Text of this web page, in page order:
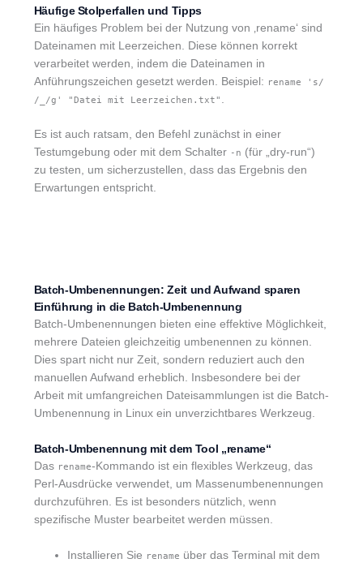
Häufige Stolperfallen und Tipps
Ein häufiges Problem bei der Nutzung von ‚rename‘ sind
Dateinamen mit Leerzeichen. Diese können korrekt
verarbeitet werden, indem die Dateinamen in
Anführungszeichen gesetzt werden. Beispiel: rename 's/
/_/g' "Datei mit Leerzeichen.txt"
Es ist auch ratsam, den Befehl zunächst in einer
Testumgebung oder mit dem Schalter -n (für „dry-run“)
zu testen, um sicherzustellen, dass das Ergebnis den
Erwartungen entspricht.
Batch-Umbenennungen: Zeit und Aufwand sparen
Einführung in die Batch-Umbenennung
Batch-Umbenennungen bieten eine effektive Möglichkeit,
mehrere Dateien gleichzeitig umbenennen zu können.
Dies spart nicht nur Zeit, sondern reduziert auch den
manuellen Aufwand erheblich. Insbesondere bei der
Arbeit mit umfangreichen Dateisammlungen ist die Batch-
Umbenennung in Linux ein unverzichtbares Werkzeug.
Batch-Umbenennung mit dem Tool „rename“
Das rename-Kommando ist ein flexibles Werkzeug, das
Perl-Ausdrücke verwendet, um Massenumbenennungen
durchzuführen. Es ist besonders nützlich, wenn
spezifische Muster bearbeitet werden müssen.
Installieren Sie rename über das Terminal mit dem